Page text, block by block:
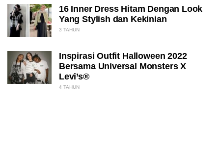
16 Inner Dress Hitam Dengan Look
Yang Stylish dan Kekinian
3 TAHUN
Inspirasi Outfit Halloween 2022
Bersama Universal Monsters X
Levi’s®
4 TAHUN